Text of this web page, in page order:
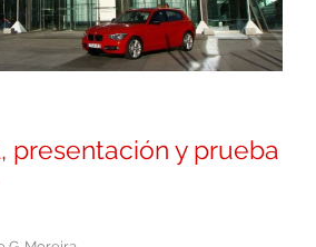
presentación y prueba